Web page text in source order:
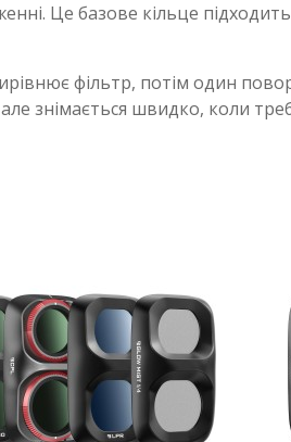
Це базове кільце
фільтр, потім один
знімається швидко, коли